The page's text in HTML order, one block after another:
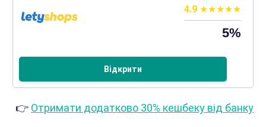
4.9
5%
Відкрити
👉 Отримати додатково 30% кешбеку від банку